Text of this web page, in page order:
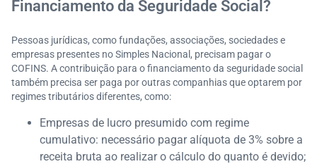
Financiamento da Seguridade Social?
Pessoas jurídicas, como fundações, associações, sociedades e
empresas presentes no Simples Nacional, precisam pagar o
COFINS. A contribuição para o financiamento da seguridade social
também precisa ser paga por outras companhias que optarem por
regimes tributários diferentes, como:
Empresas de lucro presumido com regime
cumulativo: necessário pagar alíquota de 3% sobre a
receita bruta ao realizar o cálculo do quanto é devido;